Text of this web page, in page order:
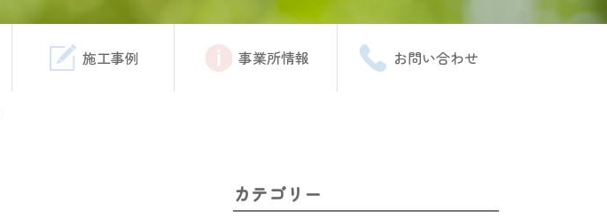
施工事例 事業所情報 お問い合わせ
カテゴリー